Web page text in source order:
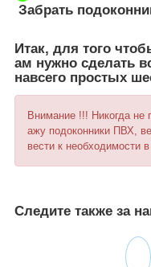
Забрать
Итак, для того
ам нужно сделать
навсего простых
Внимание !!! Никогда не
ажу подоконники ПВХ,
вести к необходимости
Следите также за